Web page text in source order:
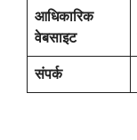
आधिकारिक
वेबसाइट
संपर्क